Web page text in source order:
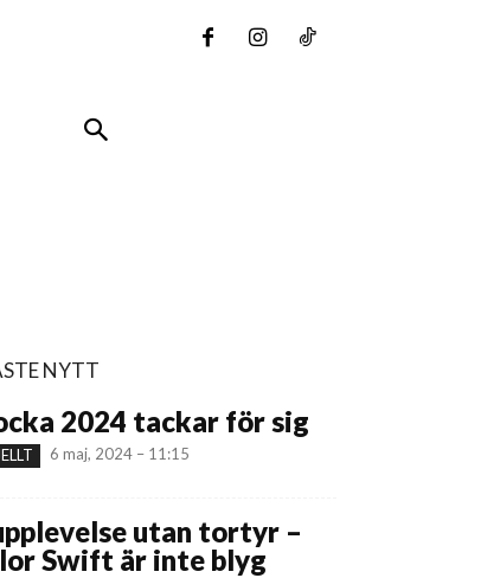
NYTT
2024 tackar för sig
6 maj, 2024 – 11:15
utan tortyr –
Swift är inte blyg